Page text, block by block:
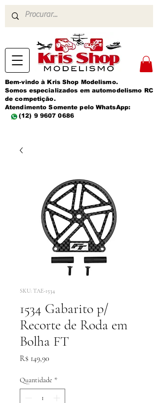
Bem-vindo à Kris Shop Modelismo.
Somos especializados em automodelismo RC
de competição.
Atendimento Somente pelo WhatsApp:
(12) 9 9607 0686
SKU: TAE-1534
1534 Gabarito p/
Recorte de Roda em
Bolha FT
R$ 149,90
Quantidade *